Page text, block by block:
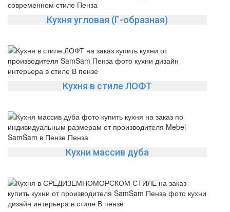
Кухня угловая (Г-образная)
Кухня в стиле ЛОФТ
Кухни массив дуба